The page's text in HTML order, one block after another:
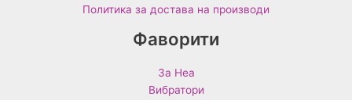
Политика за достава на производи
Фаворити
За Неа
Вибратори